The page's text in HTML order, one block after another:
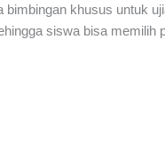
bimbingan khusus untuk
siswa bisa memilih